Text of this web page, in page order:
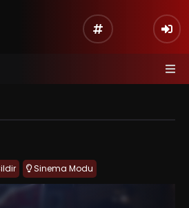
Sinema Modu
her şeye hayır diyerek yalnız